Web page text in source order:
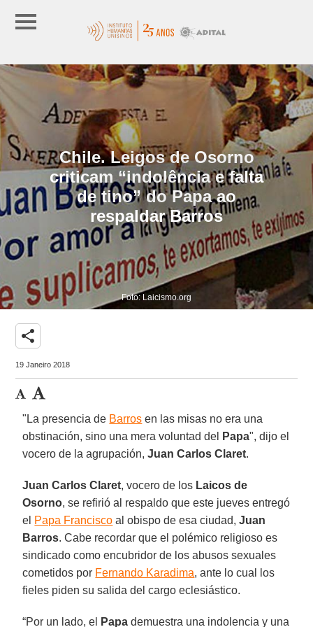
Chile. Leigos de Osorno
criticam “indolência e falta
de tino” do Papa ao
respaldar Barros
Foto: Laicismo.org
share
19 Janeiro 2018
"La presencia de Barros en las misas no era una
obstinación, sino una mera voluntad del
Papa", dijo el
vocero de la agrupación,Juan Carlos Claret.
Juan Carlos Claret, vocero de los Laicos de
Osorno, se refirió al respaldo que este jueves entregó
el Papa Francisco al obispo de esa ciudad,Juan
Barros. Cabe recordar que el polémico religioso es
sindicado como encubridor de los abusos sexuales
cometidos por Fernando Karadima, ante lo cual los
fieles piden su salida del cargo eclesiástico.
“Por un lado, el Papa demuestra una indolencia y una